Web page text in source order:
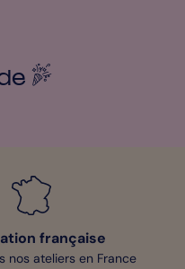
française
nos ateliers en France